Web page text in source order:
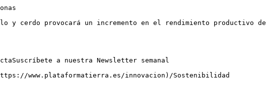
la ingesta de pienso para cumplir con las exigencias de la Norma del Ibérico llegando a los 10 meses de vida sin pesos demasiado elevados; con alberjones se puede conseguir si sabemos la cantidad de GEC en la variedad empleada.

No detectamos diferencias estadísticas significativas en eficiencia alimentaria entre los grupos (con y sin suplementos de alberjón)\[6\]. Por otro lado, la utilización de materias primas locales da un valor añadido a su comercialización y a la posibilidad de producir carne diferenciada con sello de calidad: “productos de cerdos alimentados con legumbres locales”.

![Porci